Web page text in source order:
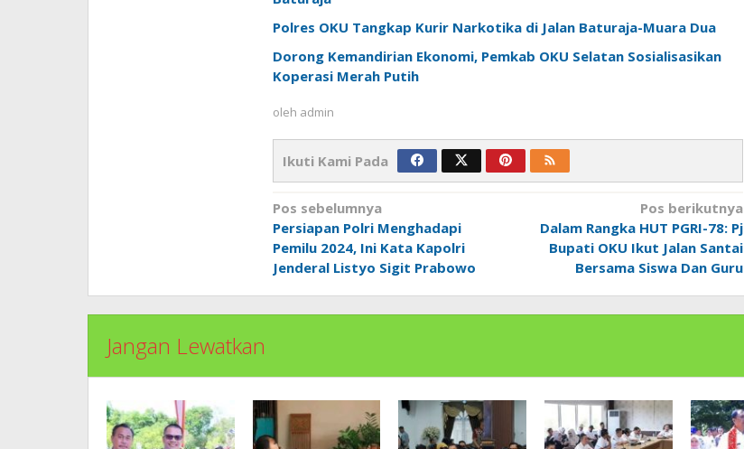
Polres OKU Tangkap Kurir Narkotika di Jalan Baturaja-Muara Dua
Dorong Kemandirian Ekonomi, Pemkab OKU Selatan Sosialisasikan
Koperasi Merah Putih
oleh admin
Ikuti Kami Pada
Navigasi
pos
Pos sebelumnya
Persiapan Polri Menghadapi
Pemilu 2024, Ini Kata Kapolri
Jenderal Listyo Sigit Prabowo
Pos berikutnya
Dalam Rangka HUT PGRI-78: Pj
Bupati OKU Ikut Jalan Santai
Bersama Siswa Dan Guru
Jangan Lewatkan